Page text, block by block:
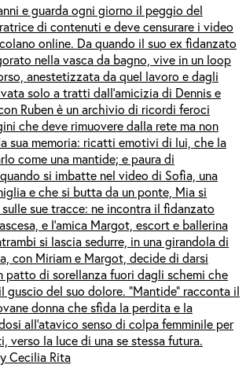
e guarda ogni giorno il peggio del
di contenuti e deve censurare i video
online. Da quando il suo ex fidanzato
nella vasca da bagno, vive in un loop
anestetizzata da quel lavoro e dagli
solo a tratti dall’amicizia di Dennis e
Ruben è un archivio di ricordi feroci
che deve rimuovere dalla rete ma non
sua memoria: ricatti emotivi di lui, che la
come una mantide; e paura di
si imbatte nel video di Sofia, una
e che si butta da un ponte, Mia si
sue tracce: ne incontra il fidanzato
e l’amica Margot, escort e ballerina
si lascia sedurre, in una girandola di
con Miriam e Margot, decide di darsi
patto di sorellanza fuori dagli schemi che
guscio del suo dolore. “Mantide” racconta il
donna che sfida la perdita e la
all’atavico senso di colpa femminile per
verso la luce di una se stessa futura.
Cecilia Rita